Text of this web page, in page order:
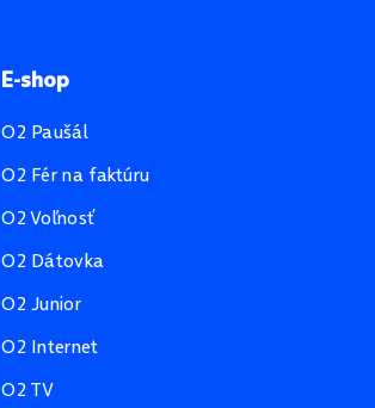
E-shop
O2 Paušál
O2 Fér na faktúru
O2 Voľnosť
O2 Dátovka
O2 Junior
O2 Internet
O2 TV